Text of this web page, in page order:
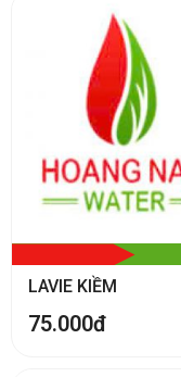
LAVIE KIỀM
75.000đ